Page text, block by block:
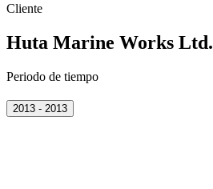
Cliente
Huta Marine Works Ltd.
Periodo de tiempo
2013 - 2013